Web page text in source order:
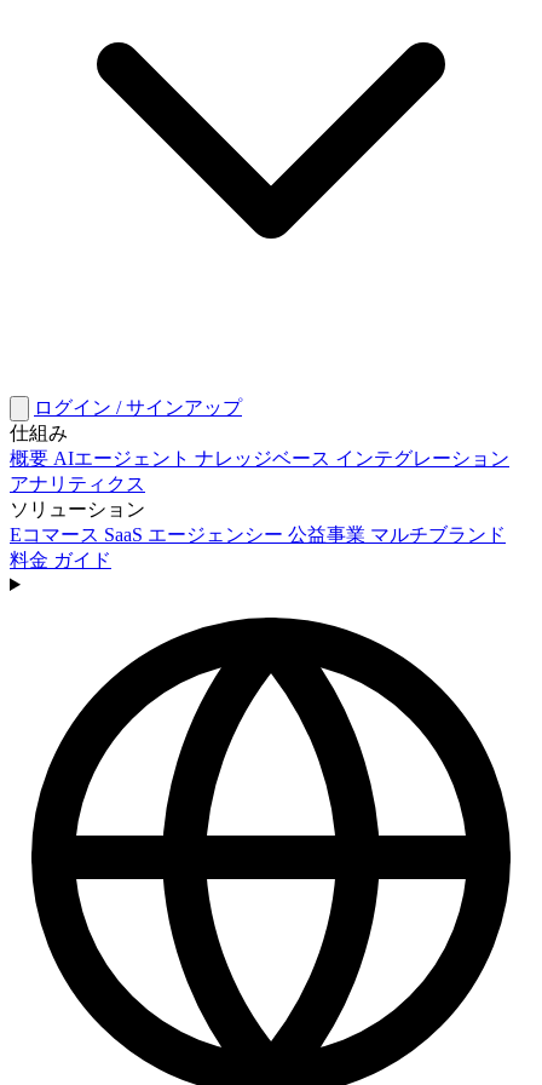
ログイン / サインアップ
仕組み
概要 AIエージェント ナレッジベース インテグレーション
アナリティクス
ソリューション
Eコマース SaaS エージェンシー 公益事業 マルチブランド
料金 ガイド